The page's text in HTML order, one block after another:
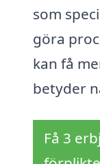
som
göra
kan få
betyder
Få 3